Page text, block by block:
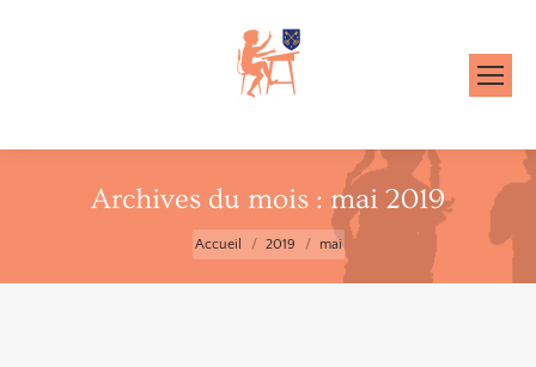
Archives du mois : mai 2019
Vous êtes ici :
Accueil 2019 mai